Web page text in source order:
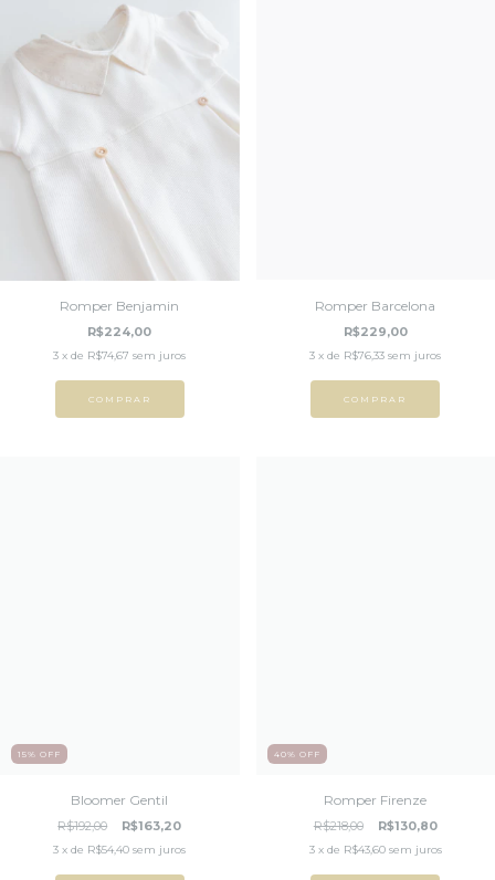
Romper Benjamin
R$224,00
3 x de R$74,67 sem juros
COMPRAR
Romper Barcelona
R$229,00
3 x de R$76,33 sem juros
COMPRAR
15% OFF
Bloomer Gentil
R$192,00 R$163,20
3 x de R$54,40 sem juros
40% OFF
Romper Firenze
R$218,00 R$130,80
3 x de R$43,60 sem juros